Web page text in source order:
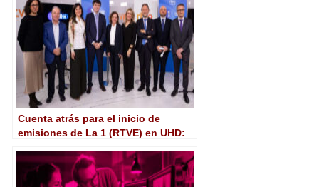
Cuenta atrás para el inicio de
emisiones de La 1 (RTVE) en UHD: